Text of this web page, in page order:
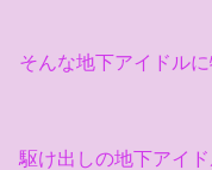
そんな地下アイドル
駆け出しの地下アイ